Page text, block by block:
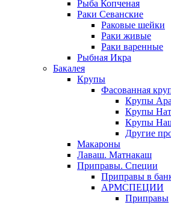
Рыба Копченая
Раки Севанские
Раковые шейки
Раки живые
Раки варенные
Рыбная Икра
Бакалея
Крупы
Фасованная
Крупы
Крупы
Крупы
Другие
Макароны
Лаваш. Матнакаш
Приправы. Специи
Приправы в
АРМСПЕЦИИ
Приправы